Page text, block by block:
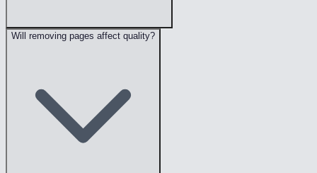
Will removing pages affect quality?